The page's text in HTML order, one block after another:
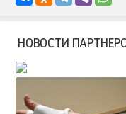
НОВОСТИ